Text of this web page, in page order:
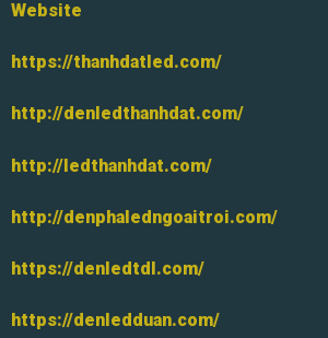
Website
https://thanhdatled.com/
http://denledthanhdat.com/
http://ledthanhdat.com/
http://denphaledngoaitroi.com/
https://denledtdl.com/
https://denledduan.com/